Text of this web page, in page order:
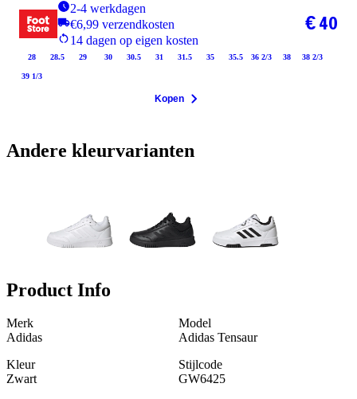
2-4 werkdagen
€6,99 verzendkosten
14 dagen op eigen kosten
28 28.5 29 30 30.5 31 31.5 35 35.5 36 2/3 38 38 2/3
39 1/3
€ 40
Kopen
Andere kleurvarianten
Product Info
Merk
Adidas
Model
Adidas Tensaur
Kleur
Zwart
Stijlcode
GW6425